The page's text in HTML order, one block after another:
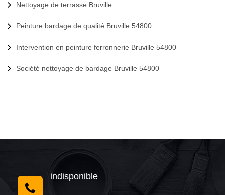
Nettoyage de terrasse Bruville
Peinture bardage de qualité Bruville 54800
Intervention en peinture ferronnerie Bruville 54800
Société nettoyage de bardage Bruville 54800
indisponible